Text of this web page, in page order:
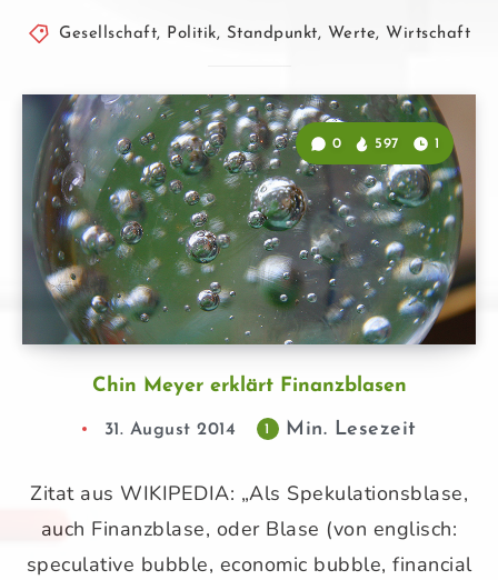
Gesellschaft, Politik, Standpunkt, Werte, Wirtschaft
Chin Meyer erklärt Finanzblasen
0 597 1
31. August 2014 1 Min. Lesezeit
Zitat aus WIKIPEDIA: „Als Spekulationsblase,
auch Finanzblase, oder Blase (von englisch:
speculative bubble, economic bubble, financial